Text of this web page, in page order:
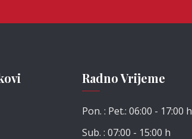
Radno Vrijeme
Pon. : Pet.: 06:00 - 17:00 h
Sub. : 07:00 - 15:00 h